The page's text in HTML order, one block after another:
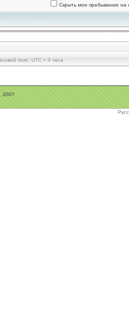
Скрыть мое пребывание на
пояс: UTC + 3 часа
2007